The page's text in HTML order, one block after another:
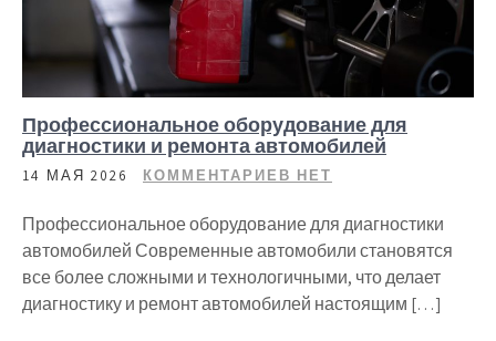
Профессиональное оборудование для
диагностики и ремонта автомобилей
14 МАЯ 2026 КОММЕНТАРИЕВ НЕТ
Профессиональное оборудование для диагностики
автомобилей Современные автомобили становятся
все более сложными и технологичными, что делает
диагностику и ремонт автомобилей настоящим […]